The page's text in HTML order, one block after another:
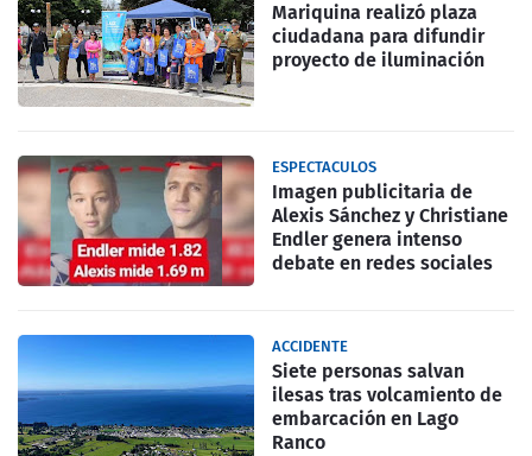
Mariquina realizó plaza
ciudadana para difundir
proyecto de iluminación
ESPECTACULOS
Imagen publicitaria de
Alexis Sánchez y Christiane
Endler genera intenso
debate en redes sociales
ACCIDENTE
Siete personas salvan
ilesas tras volcamiento de
embarcación en Lago
Ranco